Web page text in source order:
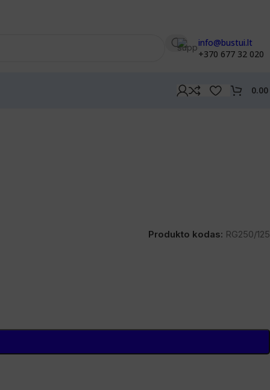
info@bustui.lt
+370 677 32 020
0.00
Produkto kodas: RG250/125